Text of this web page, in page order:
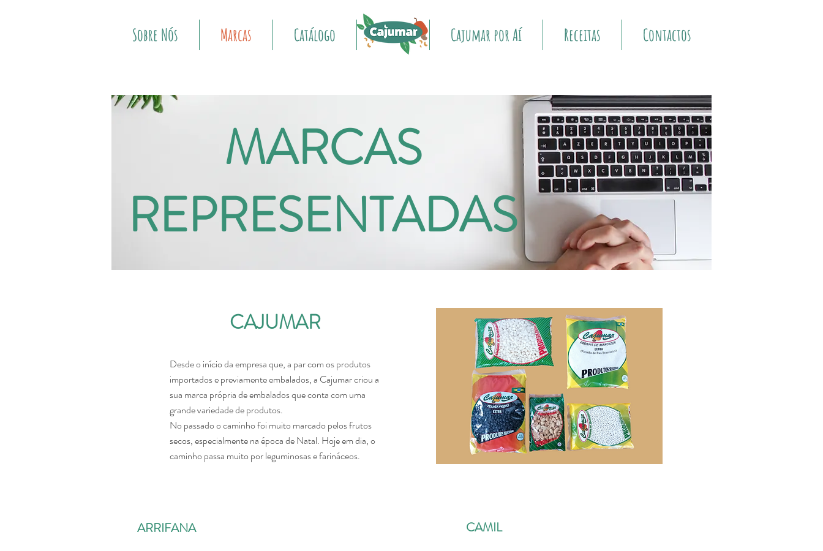
Sobre Nós Marcas Catálogo Início Cajumar por Aí Receitas Contactos
MARCAS
REPRESENTADAS
CAJUMAR
Desde o início da empresa que, a par com os produtos
importados e previamente embalados, a Cajumar criou a
sua marca própria de embalados que conta com uma
grande variedade de produtos.
No passado o caminho foi muito marcado pelos frutos
secos, especialmente na época de Natal. Hoje em dia, o
caminho passa muito por leguminosas e farináceos.
ARRIFANA CAMIL